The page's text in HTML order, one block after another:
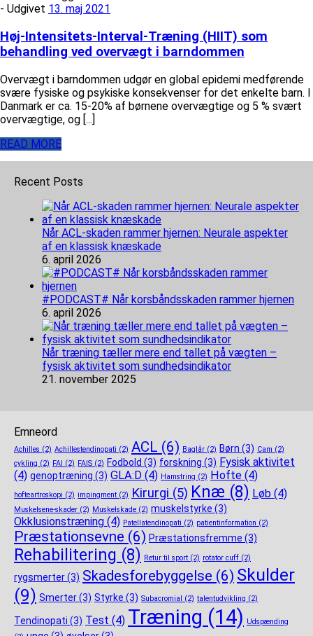
- Udgivet 13. maj 2021
Høj-Intensitets-Interval-Træning (HIIT) som
behandling ved overvægt i barndommen
Overvægt i barndommen udgør en global epidemi medførende
svære fysiske og psykiske konsekvenser for det enkelte barn. I
Danmark er ca. 15-20% af børnene overvægtige og 5 % svært
overvægtige, og [...]
READ MORE
Recent Posts
Når ACL-skaden rammer hjernen: Neurale aspekter
af en klassisk knæskade
6. april 2026
#PODCAST# Når korsbåndsskaden rammer hjernen
6. april 2026
Når træning tæller mere end tallet på vægten –
fysisk aktivitet som sundhedsindikator
21. november 2025
Emneord
Achilles (2) Achillestendinopati (2) ACL (6) Baglår (2) Børn (3) Cam (2)
cykling (2) FAI (2) FAIS (2) Fodbold (3) forskning (3) Fysisk aktivitet
(4) genoptræning (3) GLA:D (4) Hamstring (2) Hofte (4)
hofteartroskopi (2) impingment (2) Kirurgi (5) Knæ (8) Løb (4)
Muskelsene-skader (2) Muskelskade (2) muskelstyrke (3)
Okklusionstræning (4) Patellatendinopati (2) patientinformation (2)
Præstationsevne (6) Præstationsfremme (3)
Rehabilitering (8) Retur til sport (2) rotator cuff (2)
rygsmerter(3) Skadesforebyggelse (6) Skulder
(9) Smerter(3) Styrke (3) Subacromial (2) talentudvikling (2)
Tendinopati (3) Test (4) Træning (14) Udspænding